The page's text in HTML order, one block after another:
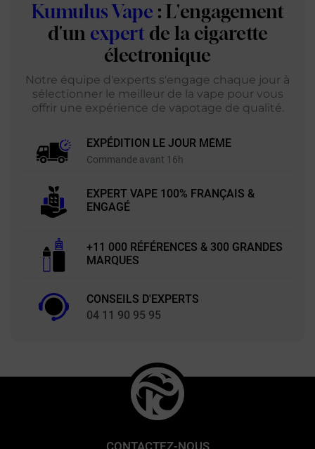
Kumulus Vape : L'engagement
d'un expert de la cigarette
électronique
Notre équipe d'experts s'engage chaque jour à
sélectionner le meilleur de la vape pour vous
offrir une expérience de vapotage de qualité.
EXPÉDITION LE JOUR MÊME
Commande avant 16h
EXPERT VAPE 100% FRANÇAIS &
ENGAGÉ
+11 000 RÉFÉRENCES & 300 GRANDES
MARQUES
CONSEILS D'EXPERTS
04 11 90 95 95